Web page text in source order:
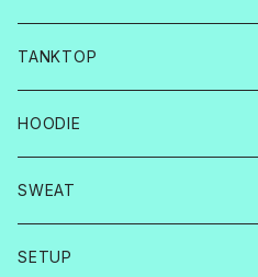
TANKTOP
HOODIE
SWEAT
SETUP